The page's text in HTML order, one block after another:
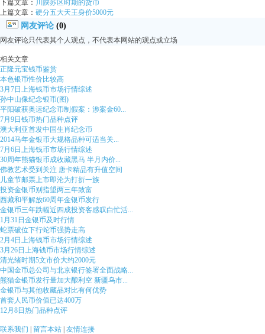
下篇文章： 川陕苏区时期的货币
上篇文章： 硬分五大天王身价5000元
网友评论 (0)
网友评论只代表其个人观点，不代表本网站的观点或立场
相关文章
正隆元宝钱币鉴赏
本色银币性价比较高
3月7日上海钱币市场行情综述
孙中山像纪念银币(图)
平阳破获奥运纪念币制假案：涉案金60...
7月9日钱币热门品种点评
澳大利亚首发中国生肖纪念币
2014马年金银币大规格品种可适当关...
7月6日上海钱币市场行情综述
30周年熊猫银币成收藏黑马 半月内价...
佛教艺术受到关注 唐卡精品有升值空间
儿童节邮票上市即沦为打折一族
投资金银币别指望两三年致富
西藏和平解放60周年金银币发行
金银币三年跌幅近四成投资客感叹白忙活...
1月31日金银币及时行情
蛇票破位下行蛇币强势走高
2月4日上海钱币市场行情综述
3月26日上海钱币市场行情综述
清光绪时期5文市价大约2000元
中国金币总公司与北京银行签署全面战略...
熊猫金银币发行量加大酿利空 新疆乌市...
金银币与其他收藏品对比有何优势
首套人民币价值已达400万
12月8日热门品种点评
联系我们 留言本站 友情连接